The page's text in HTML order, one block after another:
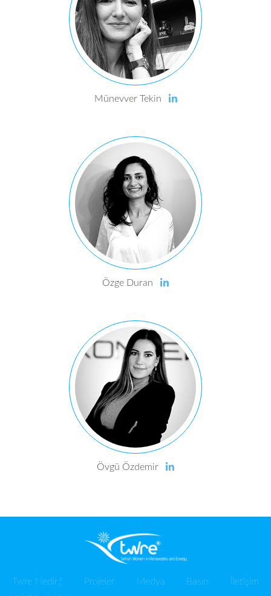
Münevver Tekin
Özge Duran
Övgü Özdemir
Twre Nedir? Projeler Medya Basın İletişim